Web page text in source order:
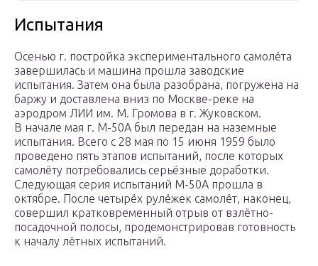
Испытания
Осенью г. постройка экспериментального самолёта
завершилась и машина прошла заводские
испытания. Затем она была разобрана, погружена на
баржу и доставлена вниз по Москве-реке на
аэродром ЛИИ им. М. Громова в г. Жуковском.
В начале мая г. М-50А был передан на наземные
испытания. Всего с 28 мая по 15 июня 1959 было
проведено пять этапов испытаний, после которых
самолёту потребовались серьёзные доработки.
Следующая серия испытаний М-50А прошла в
октябре. После четырёх рулёжек самолёт, наконец,
совершил кратковременный отрыв от взлётно-
посадочной полосы, продемонстрировав готовность
к началу лётных испытаний.